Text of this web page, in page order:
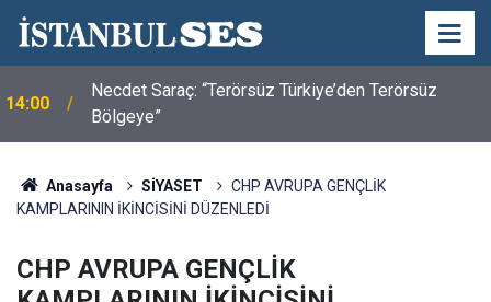
14:00
Necdet Saraç: “Terörsüz Türkiye’den Terörsüz
Bölgeye”
Anasayfa SİYASET
CHP AVRUPA GENÇLİK
KAMPLARININ İKİNCİSİNİ DÜZENLEDİ
CHP AVRUPA GENÇLİK